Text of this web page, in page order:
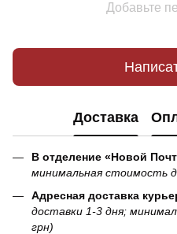
Добавьте
Доставка
В отделение «Новой
минимальная стоимость
Адресная доставка
доставки 1-3 дня;
грн)